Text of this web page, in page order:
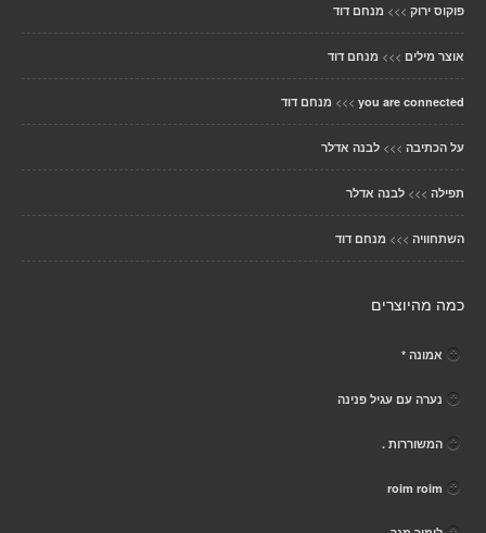
פוקוס ירוק >>> מנחם דוד
אוצר מילים >>> מנחם דוד
you are connected
>>> מנחם דוד
על הכתיבה >>> לבנה אדלר
תפילה >>> לבנה אדלר
השתחוויה >>> מנחם דוד
כמה מהיוצרים
אמונה *
נערה עם עגיל פנינה
המשוררות .
roim roim